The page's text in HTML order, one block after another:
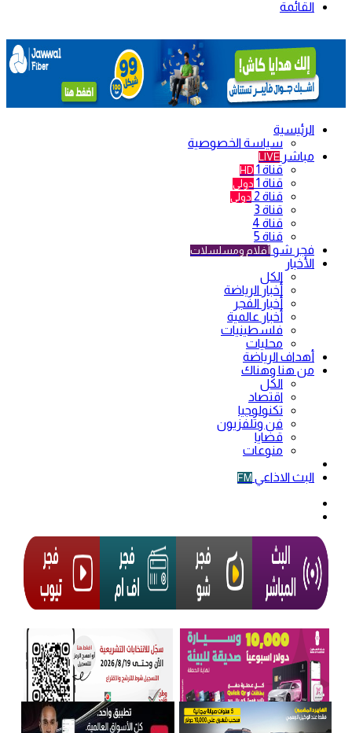
القائمة
الرئيسية
سياسة الخصوصية
مباشر LIVE
قناة 1 HD
قناة 1 دولي
قناة 2 دولي
قناة 3
قناة 4
قناة 5
فجر شو أفلام ومسلسلات
الأخبار
الكل
أخبار الرياضة
أخبار الفجر
أخبار عالمية
فلسطينيات
محليات
أهداف الرياضة
من هنا وهناك
الكل
اقتصاد
تكنولوجيا
فن وتلفزيون
قضايا
منوعات
البث الاذاعي FM